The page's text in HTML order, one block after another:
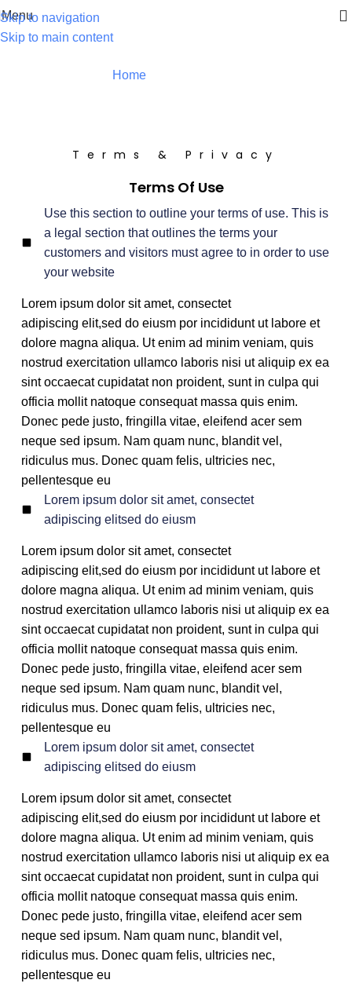
Skip to navigation
Skip to main content
Menu
Terms & Privacy
Home
Terms & Privacy
Terms Of Use
Use this section to outline your terms of use. This is
a legal section that outlines the terms your
customers and visitors must agree to in order to use
your website
Lorem ipsum dolor sit amet, consectet
adipiscing elit,sed do eiusm por incididunt ut labore et
dolore magna aliqua. Ut enim ad minim veniam, quis
nostrud exercitation ullamco laboris nisi ut aliquip ex ea
sint occaecat cupidatat non proident, sunt in culpa qui
officia mollit natoque consequat massa quis enim.
Donec pede justo, fringilla vitae, eleifend acer sem
neque sed ipsum. Nam quam nunc, blandit vel,
ridiculus mus. Donec quam felis, ultricies nec,
pellentesque eu
Lorem ipsum dolor sit amet, consectet
adipiscing elitsed do eiusm
Lorem ipsum dolor sit amet, consectet
adipiscing elit,sed do eiusm por incididunt ut labore et
dolore magna aliqua. Ut enim ad minim veniam, quis
nostrud exercitation ullamco laboris nisi ut aliquip ex ea
sint occaecat cupidatat non proident, sunt in culpa qui
officia mollit natoque consequat massa quis enim.
Donec pede justo, fringilla vitae, eleifend acer sem
neque sed ipsum. Nam quam nunc, blandit vel,
ridiculus mus. Donec quam felis, ultricies nec,
pellentesque eu
Lorem ipsum dolor sit amet, consectet
adipiscing elitsed do eiusm
Lorem ipsum dolor sit amet, consectet
adipiscing elit,sed do eiusm por incididunt ut labore et
dolore magna aliqua. Ut enim ad minim veniam, quis
nostrud exercitation ullamco laboris nisi ut aliquip ex ea
sint occaecat cupidatat non proident, sunt in culpa qui
officia mollit natoque consequat massa quis enim.
Donec pede justo, fringilla vitae, eleifend acer sem
neque sed ipsum. Nam quam nunc, blandit vel,
ridiculus mus. Donec quam felis, ultricies nec,
pellentesque eu